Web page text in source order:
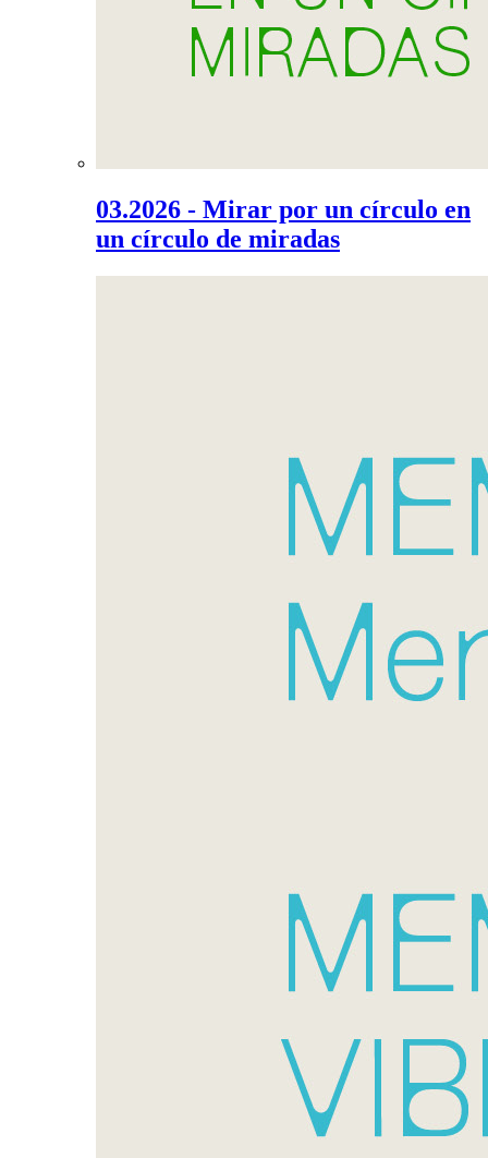
03.2026 - Mirar por un círculo en
un círculo de miradas